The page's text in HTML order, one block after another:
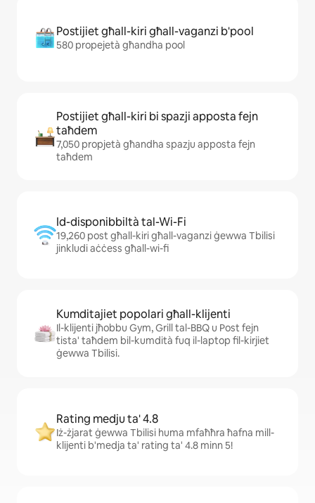
Postijiet għall-kiri għall-vaganzi b'pool
580 propejetà għandha pool
Postijiet għall-kiri bi spazji apposta fejn
taħdem
7,050 propjetà għandha spazju apposta fejn
taħdem
Id-disponibbiltà tal-Wi-Fi
19,260 post għall-kiri għall-vaganzi ġewwa Tbilisi
jinkludi aċċess għall-wi-fi
Kumditajiet popolari għall-klijenti
Il-klijenti jħobbu Gym, Grill tal-BBQ u Post fejn
tista' taħdem bil-kumdità fuq il-laptop fil-kirjiet
ġewwa Tbilisi.
Rating medju ta' 4.8
Iż-żjarat ġewwa Tbilisi huma mfaħħra ħafna mill-
klijenti b'medja ta' rating ta' 4.8 minn 5!